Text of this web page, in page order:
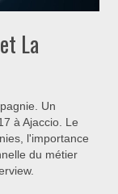
La
Un
à Ajaccio. Le
l'importance
du métier